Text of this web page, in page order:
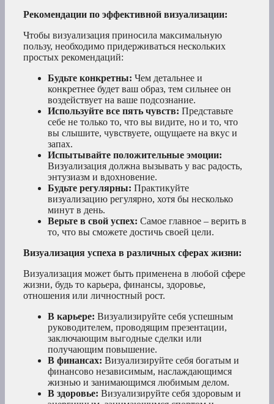
Рекомендации по эффективной визуализации:
Чтобы визуализация приносила максимальную
пользу, необходимо придерживаться нескольких
простых рекомендаций:
Будьте конкретны: Чем детальнее и
конкретнее будет ваш образ, тем сильнее он
воздействует на ваше подсознание.
Используйте все пять чувств: Представьте
себе не только то, что вы видите, но и то, что
вы слышите, чувствуете, ощущаете на вкус и
запах.
Испытывайте положительные эмоции:
Визуализация должна вызывать у вас радость,
энтузиазм и вдохновение.
Будьте регулярны: Практикуйте
визуализацию регулярно, хотя бы несколько
минут в день.
Верьте в свой успех: Самое главное – верить в
то, что вы сможете достичь своей цели.
Визуализация успеха в различных сферах жизни:
Визуализация может быть применена в любой сфере
жизни, будь то карьера, финансы, здоровье,
отношения или личностный рост.
В карьере: Визуализируйте себя успешным
руководителем, проводящим презентации,
заключающим выгодные сделки или
получающим повышение.
В финансах: Визуализируйте себя богатым и
финансово независимым, наслаждающимся
жизнью и занимающимся любимым делом.
В здоровье: Визуализируйте себя здоровым и